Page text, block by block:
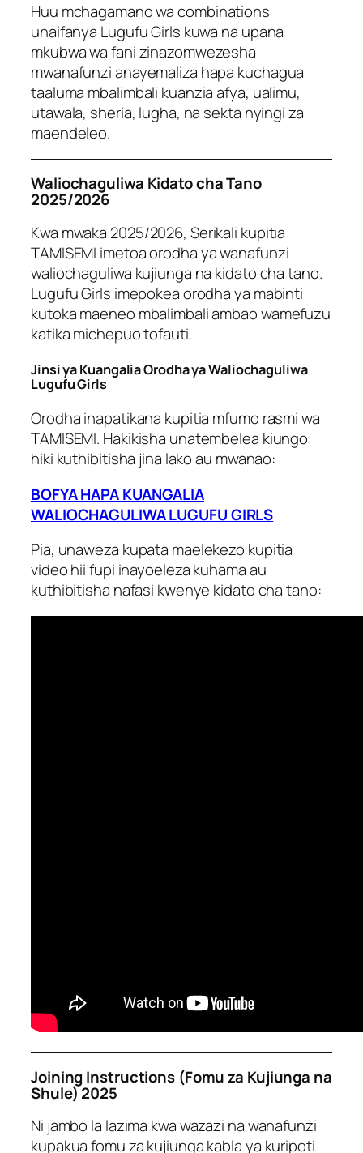
Huu mchagamano wa combinations
unaifanya Lugufu Girls kuwa na upana
mkubwa wa fani zinazomwezesha
mwanafunzi anayemaliza hapa kuchagua
taaluma mbalimbali kuanzia afya, ualimu,
utawala, sheria, lugha, na sekta nyingi za
maendeleo.
Waliochaguliwa Kidato cha Tano
2025/2026
Kwa mwaka 2025/2026, Serikali kupitia
TAMISEMI imetoa orodha ya wanafunzi
waliochaguliwa kujiunga na kidato cha tano.
Lugufu Girls imepokea orodha ya mabinti
kutoka maeneo mbalimbali ambao wamefuzu
katika michepuo tofauti.
Jinsi ya Kuangalia Orodha ya Waliochaguliwa
Lugufu Girls
Orodha inapatikana kupitia mfumo rasmi wa
TAMISEMI. Hakikisha unatembelea kiungo
hiki kuthibitisha jina lako au mwanao:
BOFYA HAPA KUANGALIA
WALIOCHAGULIWA LUGUFU GIRLS
Pia, unaweza kupata maelekezo kupitia
video hii fupi inayoeleza kuhama au
kuthibitisha nafasi kwenye kidato cha tano:
Joining Instructions (Fomu za Kujiunga na
Shule) 2025
Ni jambo la lazima kwa wazazi na wanafunzi
kupakua fomu za kujiunga kabla ya kuripoti